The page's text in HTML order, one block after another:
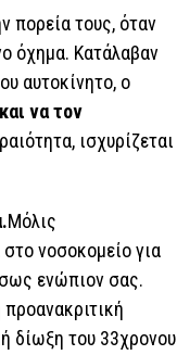
πορεία τους, όταν
όχημα. Κατάλαβαν
αυτοκίνητο, ο
να τον
ισχυρίζεται
Μόλις
νοσοκομείο για
ενώπιον σας.
δίωξη του 33χρονου